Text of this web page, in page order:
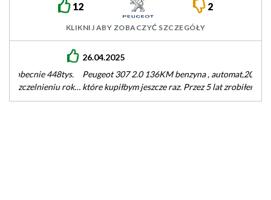
12 2
KLIKNIJ ABY ZOBACZYĆ SZCZEGÓŁY
Peugeot 307 2.0 136KM benzyna , automat,2003r. Jedyne auto
które kupiłbym jeszcze raz. Przez 5 lat zrobiłem 100tys . Duży…